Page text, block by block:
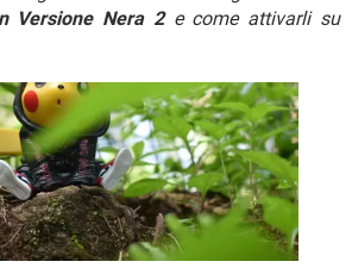
FACEBOOK
WINDOWS 10
FACEBOOK
Versione Nera 2e come attivarli su